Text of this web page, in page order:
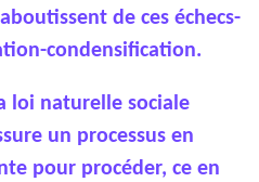
de ces échecs-
condensification.
loi naturelle sociale
un processus en
pour procéder, ce en